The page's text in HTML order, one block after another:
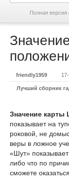
Полная версия
friendly1959
Лучший сборник
Значение карты
показывает на
роковой, не
веры в ложное
«Шут»
либо что по
сможете